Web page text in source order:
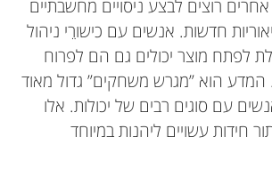
רוצים לבצע ניסויים מחשבתיים
חדשות. אנשים עם כישורֵי ניהול
לפתח מוצר יכולים גם הם לפרוח
המדע הוא ”מגרש משחקים” גדול מאוד
עם סוגים רבים של יכולות. אלו
חידות עשויים ליהנות במיוחד